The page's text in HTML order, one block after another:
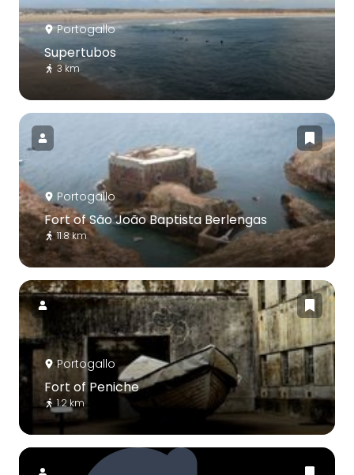
Portogallo
Supertubos
3 km
Portogallo
Fort of São João Baptista Berlengas
11.8 km
Portogallo
Fort of Peniche
1.2 km